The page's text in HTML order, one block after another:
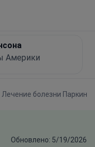
Лечение болезни
Америки
Обновлено: 5/19/2026